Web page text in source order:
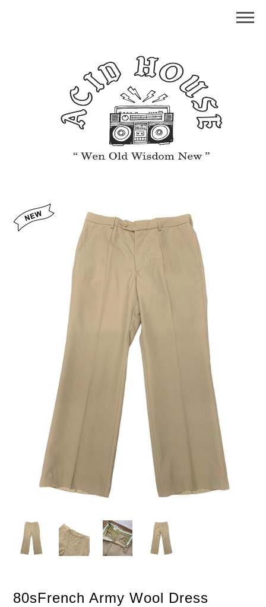
80sFrench Army Wool Dress